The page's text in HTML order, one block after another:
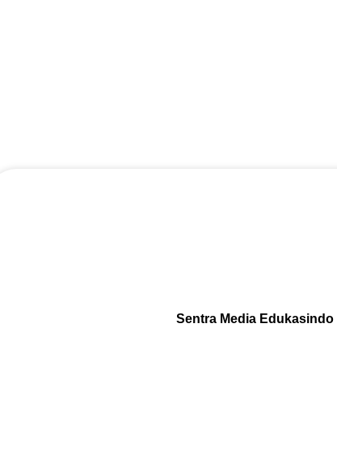
Sentra Media Edukasindo